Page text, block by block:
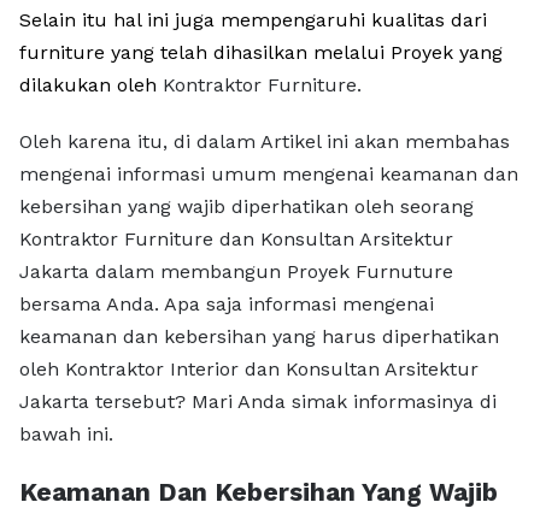
Selain itu hal ini juga mempengaruhi kualitas dari
furniture yang telah dihasilkan melalui Proyek yang
dilakukan oleh Kontraktor Furniture.
Oleh karena itu, di dalam Artikel ini akan membahas
mengenai informasi umum mengenai keamanan dan
kebersihan yang wajib diperhatikan oleh seorang
Kontraktor Furniture dan Konsultan Arsitektur
Jakarta dalam membangun Proyek Furnuture
bersama Anda. Apa saja informasi mengenai
keamanan dan kebersihan yang harus diperhatikan
oleh Kontraktor Interior dan Konsultan Arsitektur
Jakarta tersebut? Mari Anda simak informasinya di
bawah ini.
Keamanan Dan Kebersihan Yang Wajib